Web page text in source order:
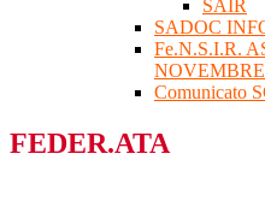
SAIR
SADOC
Fe.N.S.I.R.
Comunicato
FEDER.ATA